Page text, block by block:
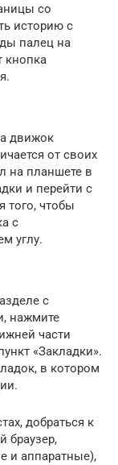
со
историю с
палец на
кнопка
движок
от своих
на планшете в
и перейти с
того, чтобы
с
углу.
с
нажмите
части
«Закладки».
в котором
добраться к
браузер,
и аппаратные),